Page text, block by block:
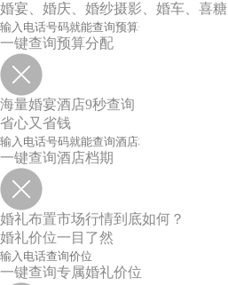
婚宴、婚庆、婚纱摄影、婚车、喜糖
一键查询预算分配
海量婚宴酒店9秒查询
省心又省钱
一键查询酒店档期
婚礼布置市场行情到底如何？
婚礼价位一目了然
一键查询专属婚礼价位